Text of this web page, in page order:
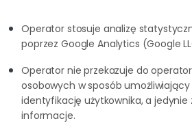
Operator stosuje analizę
poprzez Google Analytics (Google
Operator nie przekazuje do
osobowych w sposób
identyfikację użytkownika, a
informacje.